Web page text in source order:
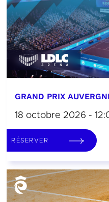
GRAND PRIX
18 octobre 2026 -
RÉSERVER